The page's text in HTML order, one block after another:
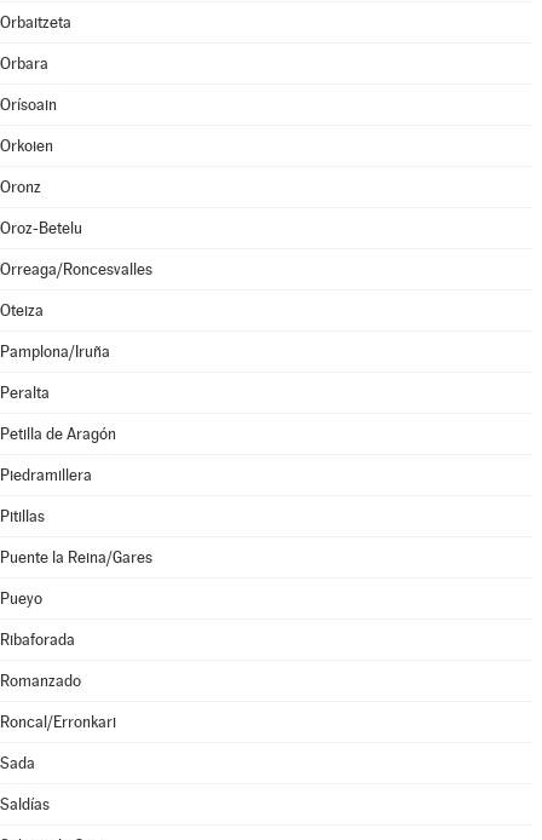
Orbaitzeta
Orbara
Orísoain
Orkoien
Oronz
Oroz-Betelu
Orreaga/Roncesvalles
Oteiza
Pamplona/Iruña
Peralta
Petilla de Aragón
Piedramillera
Pitillas
Puente la Reina/Gares
Pueyo
Ribaforada
Romanzado
Roncal/Erronkari
Sada
Saldías